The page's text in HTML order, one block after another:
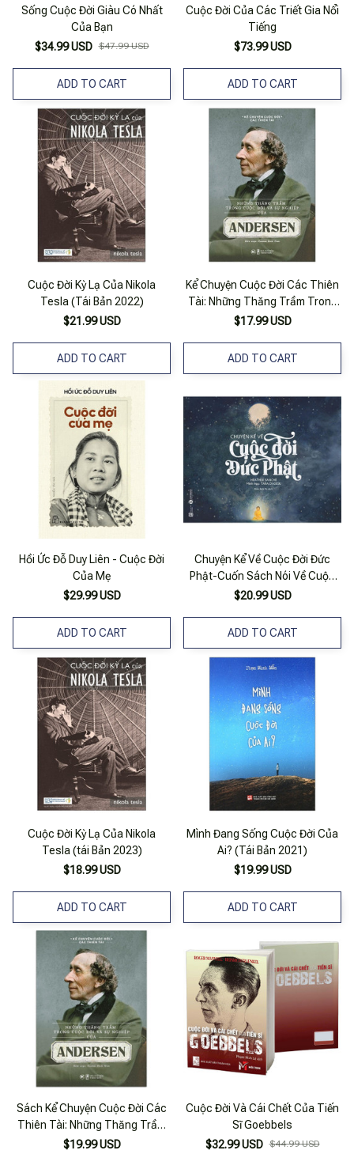
Sống Cuộc Đời Giàu Có Nhất
Của Bạn
$34.99 USD $47.99 USD
ADD TO CART
Cuộc Đời Của Các Triết Gia Nổi
Tiếng
$73.99 USD
ADD TO CART
Cuộc Đời Kỳ Lạ Của Nikola
Tesla (Tái Bản 2022)
$21.99 USD
ADD TO CART
Kể Chuyện Cuộc Đời Các Thiên
Tài: Những Thăng Trầm Trong
Cuộc Đời Và Sự Nghiệp Của
$17.99 USD
ADD TO CART
Hồi Ức Đỗ Duy Liên - Cuộc Đời
Của Mẹ
$29.99 USD
ADD TO CART
Chuyện Kể Về Cuộc Đời Đức
Phật-Cuốn Sách Nói Về Cuộc
Đời Của Tất Đạt Đa Cồ Đàm
$20.99 USD
ADD TO CART
Cuộc Đời Kỳ Lạ Của Nikola
Tesla (tái Bản 2023)
$18.99 USD
ADD TO CART
Mình Đang Sống Cuộc Đời Của
Ai? (Tái Bản 2021)
$19.99 USD
ADD TO CART
Sách Kể Chuyện Cuộc Đời Các
Thiên Tài: Những Thăng Trầm
Trong Cuộc Đời Và Sự Nghiệp
$19.99 USD
Cuộc Đời Và Cái Chết Của Tiến
Sĩ Goebbels
$32.99 USD $44.99 USD